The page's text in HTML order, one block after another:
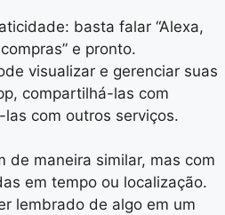
basta falar “Alexa,
e pronto.
visualizar e gerenciar suas
compartilhá-las com
com outros serviços.
de maneira similar, mas com
em tempo ou localização.
lembrado de algo em um